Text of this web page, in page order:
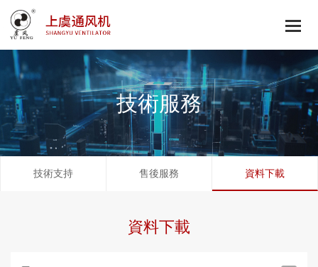
技術服務
技術支持 售後服務 資料下載
資料下載